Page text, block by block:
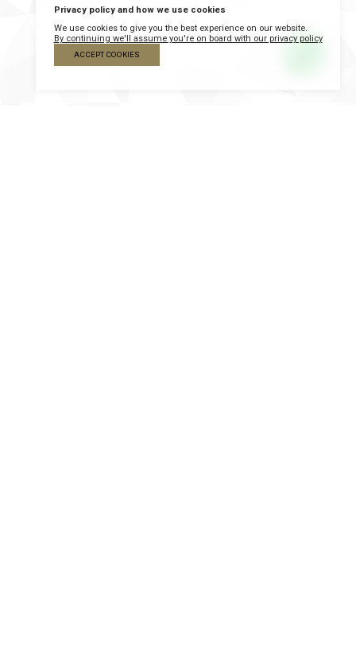
Privacy policy and how we use cookies
We use cookies to give you the best experience on our website.
By continuing we'll assume you're on board with our privacy policy
ACCEPT COOKIES